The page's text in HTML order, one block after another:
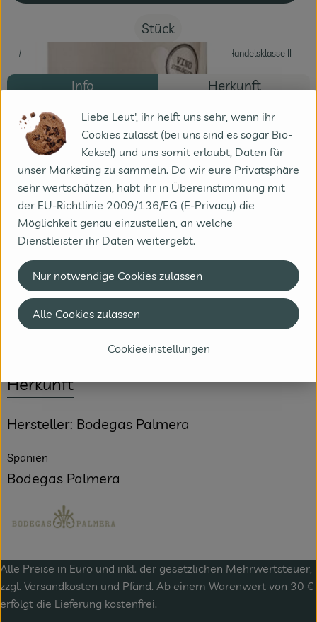
Stück
#386 19% MwSt Handelsklasse II
Info Herkunft
Info
Klassisch würziger Syrah mit viel Konzentration
Produktinformationen
Zutaten
Produktdatenblatt
Herkunft
Hersteller: Bodegas Palmera
Spanien
Bodegas Palmera
Alle Preise in Euro und inkl. der gesetzlichen Mehrwertsteuer,
zzgl. Versandkosten und Pfand. Ab einem Warenwert von 30 €
erfolgt die Lieferung kostenfrei.
Liebe Leut', ihr helft uns sehr, wenn ihr
Cookies zulasst (bei uns sind es sogar Bio-
Kekse!) und uns somit erlaubt, Daten für
unser Marketing zu sammeln. Da wir eure Privatsphäre
sehr wertschätzen, habt ihr in Übereinstimmung mit
der EU-Richtlinie 2009/136/EG (E-Privacy) die
Möglichkeit genau einzustellen, an welche
Dienstleister ihr Daten weitergebt.
Cookieeinstellungen
Nur notwendige Cookies zulassen
Alle Cookies zulassen